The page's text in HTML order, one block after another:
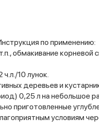
по применению:
обмакивание
10 лунок.
деревьев и
0,25 л на небольшое
приготовленные
условиям